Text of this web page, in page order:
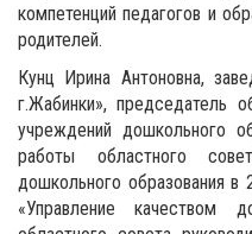
компетенций педагогов и
родителей.
Кунц Ирина Антоновна,
г.Жабинки», председатель
учреждений дошкольного
работы областного
дошкольного образования
«Управление качеством